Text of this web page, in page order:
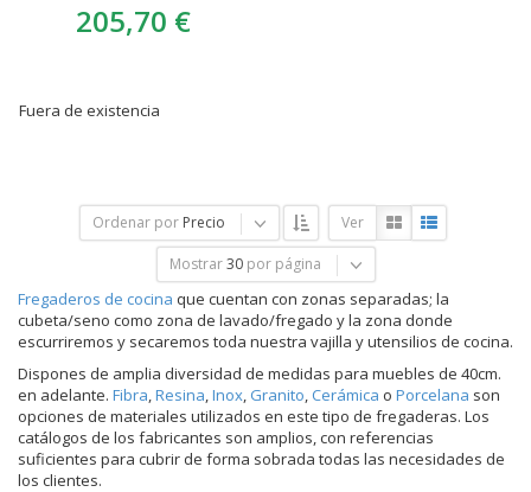
205,70 €
Fuera de existencia
Ordenar por Precio Ver
Mostrar 30 por página
Fregaderos de cocina que cuentan con zonas separadas; la
cubeta/seno como zona de lavado/fregado y la zona donde
escurriremos y secaremos toda nuestra vajilla y utensilios de cocina.
Dispones de amplia diversidad de medidas para muebles de 40cm.
en adelante. Fibra,Resina,Inox, Granito, Cerámica o Porcelana son
opciones de materiales utilizados en este tipo de fregaderas. Los
catálogos de los fabricantes son amplios, con referencias
suficientes para cubrir de forma sobrada todas las necesidades de
los clientes.